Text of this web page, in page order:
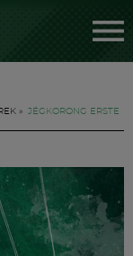
» JÉGKORONG ERSTE